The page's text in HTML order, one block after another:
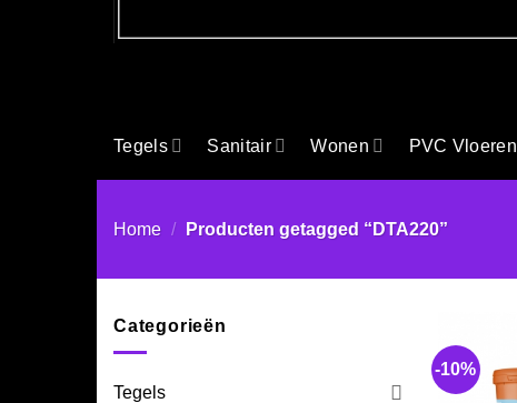
Tegels Sanitair Wonen PVC Vloeren
Home / Producten getagged “DTA220”
Categorieën
Tegels
-10%